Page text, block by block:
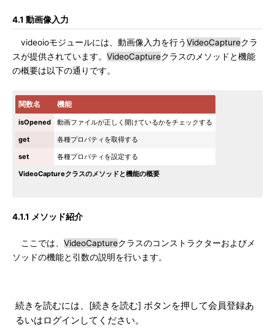
4.1 動画像入力
videoioモジュールには、動画像入力を行うVideoCaptureクラ
スが提供されています。 VideoCaptureクラスのメソッドと機能
の概要は以下の通りです。
関数名 機能
isOpened
動画ファイルが正しく開けているかをチェックする
get
各種プロパティを取得する
set
各種プロパティを設定する
VideoCaptureクラスのメソッドと機能の概要
4.1.1 メソッド紹介
ここでは、 VideoCaptureクラスのコンストラクターおよびメ
ソッドの機能と引数の説明を行います。
続きを読むには、[続きを読む] ボタンを押して会員登録あ
るいはログインしてください。